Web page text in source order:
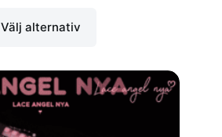
Välj alternativ